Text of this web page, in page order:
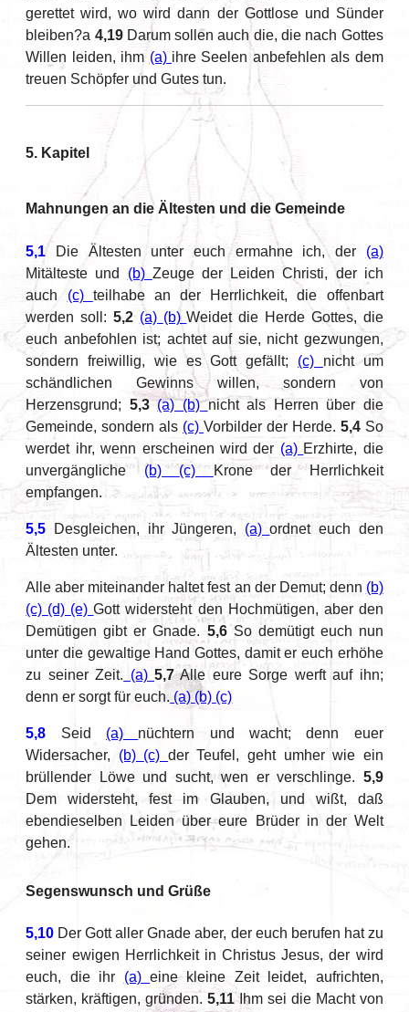
gerettet wird, wo wird dann der Gottlose und Sünder
bleiben?a 4,19Darum sollen auch die, die nach Gottes
Willen leiden, ihm (a) ihre Seelen anbefehlen als dem
treuen Schöpfer und Gutes tun.
5. Kapitel
Mahnungen an die Ältesten und die Gemeinde
5,1Die Ältesten unter euch ermahne ich, der (a)
Mitälteste und (b) Zeuge der Leiden Christi, der ich
auch (c) teilhabe an der Herrlichkeit, die offenbart
werden soll: 5,2 (a) (b)Weidet die Herde Gottes, die
euch anbefohlen ist; achtet auf sie, nicht gezwungen,
sondern freiwillig, wie es Gott gefällt; (c) nicht um
schändlichen Gewinns willen, sondern von
Herzensgrund; 5,3 (a)(b)nicht als Herren über die
Gemeinde, sondern als (c) Vorbilder der Herde. 5,4So
werdet ihr, wenn erscheinen wird der (a) Erzhirte, die
unvergängliche (b)(c) Krone der Herrlichkeit
empfangen.
5,5 Desgleichen, ihr Jüngeren, (a)ordnet euch den
Ältesten unter.
Alle aber miteinander haltet fest an der Demut; denn (b)
(c) (d) (e)Gott widersteht den Hochmütigen, aber den
Demütigen gibt er Gnade.5,6So demütigt euch nun
unter die gewaltige Hand Gottes, damit er euch erhöhe
zu seiner Zeit. (a)5,7Alle eure Sorge werft auf ihn;
denn er sorgt für euch. (a)(b) (c)
5,8 Seid (a) nüchtern und wacht; denn euer
Widersacher, (b) (c) der Teufel, geht umher wie ein
brüllender Löwe und sucht, wen er verschlinge. 5,9
Dem widersteht, fest im Glauben, und wißt, daß
ebendieselben Leiden über eure Brüder in der Welt
gehen.
Segenswunsch und Grüße
5,10 Der Gott aller Gnade aber, der euch berufen hat zu
seiner ewigen Herrlichkeit in Christus Jesus, der wird
euch, die ihr (a) eine kleine Zeit leidet, aufrichten,
stärken, kräftigen, gründen.5,11Ihm sei die Macht von